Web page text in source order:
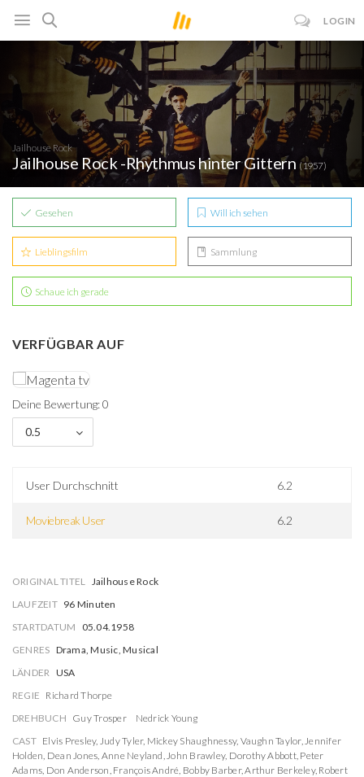
LOGIN
Jailhouse Rock
Jailhouse Rock -Rhythmus hinter Gittern (1957)
Gesehen Will ich sehen
Lieblingsfilm Sammlung
Schaue ich gerade
VERFÜGBAR AUF
Deine Bewertung: 0
0.5
User Durchschnitt 6.2
Moviebreak User 6.2
ORIGINAL TITEL Jailhouse Rock
LAUFZEIT 96 Minuten
STARTDATUM
05.04.1958
GENRES Drama, Music, Musical
LÄNDER USA
REGIE Richard Thorpe
DREHBUCH Guy Trosper
Nedrick Young
CAST Elvis Presley, Judy Tyler, Mickey Shaughnessy, Vaughn Taylor,Jennifer
Holden, Dean Jones, Anne Neyland,John Brawley, Dorothy Abbott, Peter
Adams, Don Anderson, François André, Bobby Barber,Arthur Berkeley, Robert